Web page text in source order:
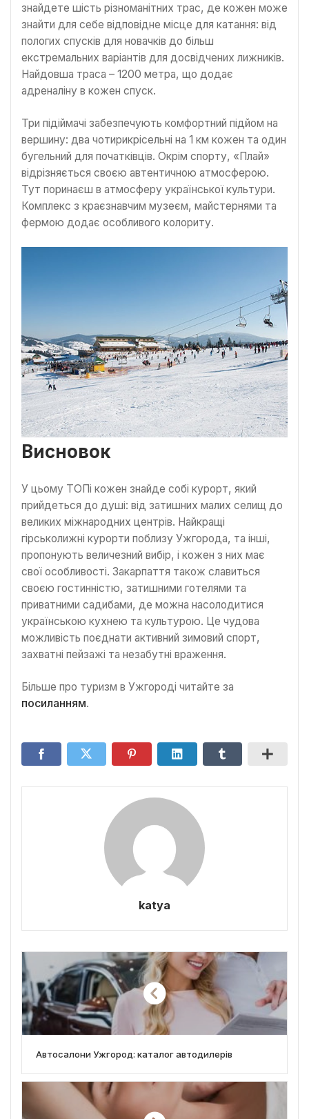
знайдете шість різноманітних трас, де кожен може
знайти для себе відповідне місце для катання: від
пологих спусків для новачків до більш
екстремальних варіантів для досвідчених лижників.
Найдовша траса – 1200 метра, що додає
адреналіну в кожен спуск.
Три підіймачі забезпечують комфортний підйом на
вершину: два чотирикрісельні на 1 км кожен та один
бугельний для початківців. Окрім спорту, «Плай»
відрізняється своєю автентичною атмосферою.
Тут поринаєш в атмосферу української культури.
Комплекс з краєзнавчим музеєм, майстернями та
фермою додає особливого колориту.
Висновок
У цьому ТОПі кожен знайде собі курорт, який
прийдеться до душі: від затишних малих селищ до
великих міжнародних центрів. Найкращі
гірськолижні курорти поблизу Ужгорода, та інші,
пропонують величезний вибір, і кожен з них має
свої особливості. Закарпаття також славиться
своєю гостинністю, затишними готелями та
приватними садибами, де можна насолодитися
українською кухнею та культурою. Це чудова
можливість поєднати активний зимовий спорт,
захватні пейзажі та незабутні враження.
Більше про туризм в Ужгороді читайте за
посиланням.
katya
Автосалони Ужгород: каталог автодилерів